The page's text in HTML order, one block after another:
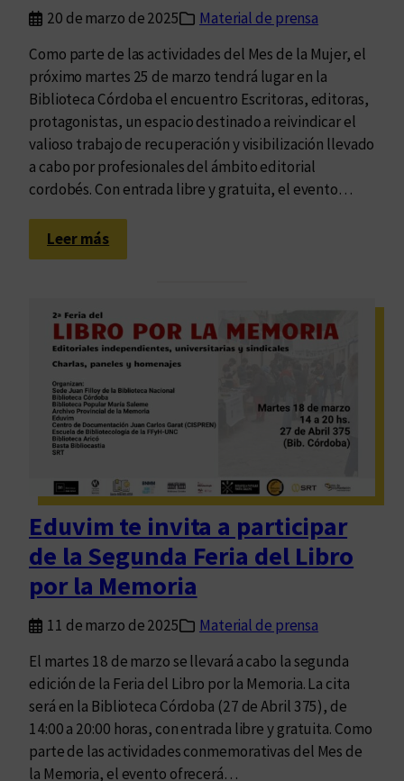
e
n
l
a
F
I
L
B
20 de marzo de 2025
Material de prensa
Como parte de las actividades del Mes de la Mujer, el
próximo martes 25 de marzo tendrá lugar en la
Biblioteca Córdoba el encuentro Escritoras, editoras,
protagonistas, un espacio destinado a reivindicar el
valioso trabajo de recuperación y visibilización llevado
a cabo por profesionales del ámbito editorial
cordobés. Con entrada libre y gratuita, el evento…
Leer más:
U
n
c
u
e
n
t
o
p
a
r
a
d
e
t
a
c
a
r
Eduvim te invita a participar
de la Segunda Feria del Libro
por la Memoria
11 de marzo de 2025
Material de prensa
El martes 18 de marzo se llevará a cabo la segunda
edición de la Feria del Libro por la Memoria. La cita
será en la Biblioteca Córdoba (27 de Abril 375), de
14:00 a 20:00 horas, con entrada libre y gratuita. Como
parte de las actividades conmemorativas del Mes de
la Memoria, el evento ofrecerá…